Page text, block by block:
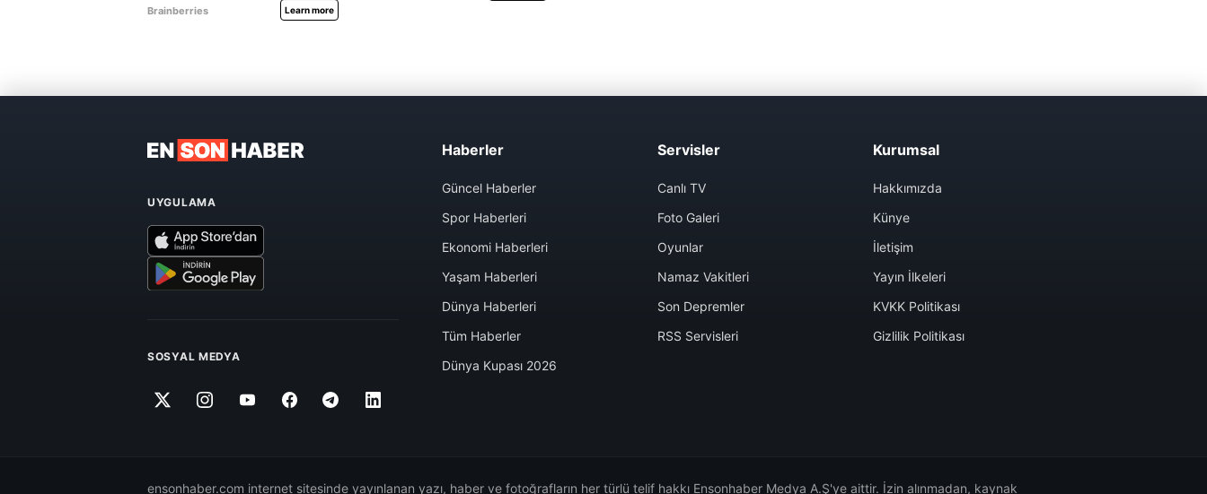
UYGULAMA
SOSYAL MEDYA
Haberler
Güncel Haberler
Spor Haberleri
Ekonomi Haberleri
Yaşam Haberleri
Dünya Haberleri
Tüm Haberler
Dünya Kupası 2026
Servisler
Canlı TV
Foto Galeri
Oyunlar
Namaz Vakitleri
Son Depremler
RSS Servisleri
Kurumsal
Hakkımızda
Künye
İletişim
Yayın İlkeleri
KVKK Politikası
Gizlilik Politikası
ensonhaber.com internet sitesinde yayınlanan yazı, haber ve fotoğrafların her türlü telif hakkı Ensonhaber Medya A.Ş'ye aittir. İzin alınmadan, kaynak